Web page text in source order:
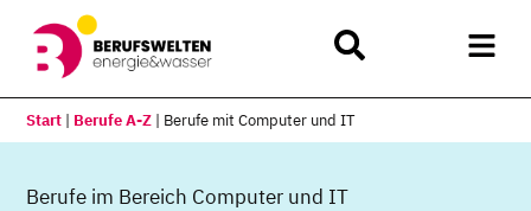
Start | Berufe A-Z | Berufe mit Computer und IT
Berufe im Bereich Computer und IT